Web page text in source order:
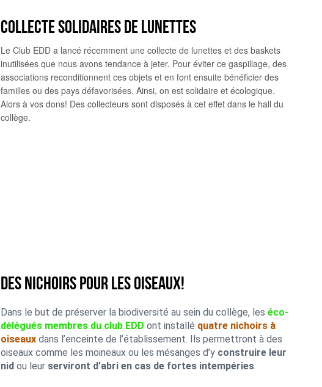
COLLECTE SOLIDAIRES DE LUNETTES
Le Club EDD a lancé récemment une collecte de lunettes et des baskets
inutilisées que nous avons tendance à jeter. Pour éviter ce gaspillage, des
associations reconditionnent ces objets et en font ensuite bénéficier des
familles ou des pays défavorisées. Ainsi, on est solidaire et écologique.
Alors à vos dons! Des collecteurs sont disposés à cet effet dans le hall du
collège.
Des nichoirs pour les oiseaux!
Dans le but de préserver la biodiversité au sein du collège, les éco-
délégués membres du club EDD ont installé quatre nichoirs à
oiseaux dans l’enceinte de l’établissement. Ils permettront à des
oiseaux comme les moineaux ou les mésanges d’y construire leur
nid ou leur serviront d’abri en cas de fortes intempéries.